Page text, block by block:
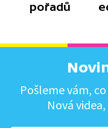
pořadů
Pošleme vám,
Nová